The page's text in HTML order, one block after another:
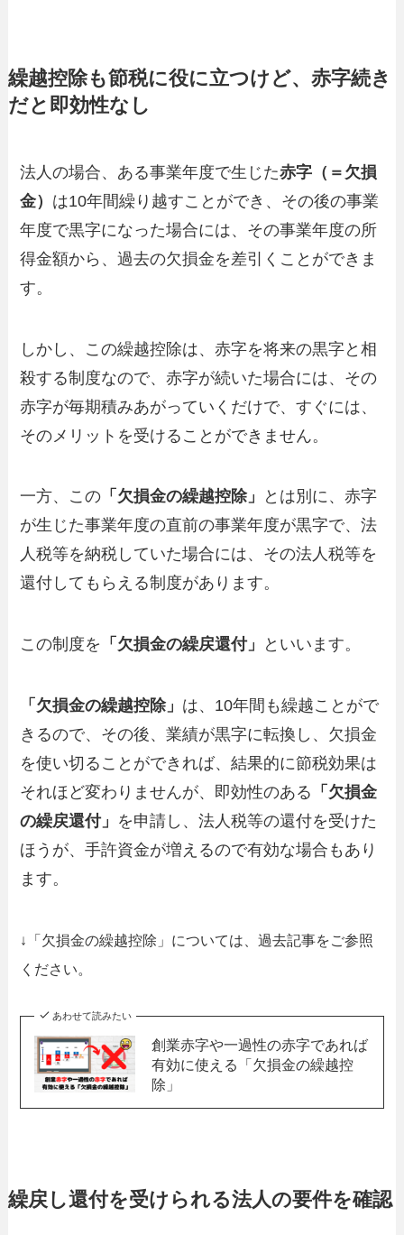
繰越控除も節税に役に立つけど、赤字続き
だと即効性なし
法人の場合、ある事業年度で生じた赤字（＝欠損
金） は10年間繰り越すことができ、その後の事業
年度で黒字になった場合には、その事業年度の所
得金額から、過去の欠損金を差引くことができま
す。
しかし、この繰越控除は、赤字を将来の黒字と相
殺する制度なので、赤字が続いた場合には、その
赤字が毎期積みあがっていくだけで、すぐには、
そのメリットを受けることができません。
一方、この 「欠損金の繰越控除」
とは別に、赤字
が生じた事業年度の直前の事業年度が黒字で、法
人税等を納税していた場合には、その法人税等を
還付してもらえる制度があります。
この制度を 「欠損金の繰戻還付」 といいます。
「欠損金の繰越控除」 は、10年間も繰越ことがで
きるので、その後、業績が黒字に転換し、欠損金
を使い切ることができれば、結果的に節税効果は
それほど変わりませんが、即効性のある 「欠損金
の繰戻還付」 を申請し、法人税等の還付を受けた
ほうが、手許資金が増えるので有効な場合もあり
ます。
↓「欠損金の繰越控除」については、過去記事をご参照
ください。
あわせて読みたい
創業赤字や一過性の赤字であれば
有効に使える「欠損金の繰越控
除」
繰戻し還付を受けられる法人の要件を確認